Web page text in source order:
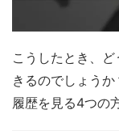
こうしたとき、
きるのでしょう
履歴を見る4つの